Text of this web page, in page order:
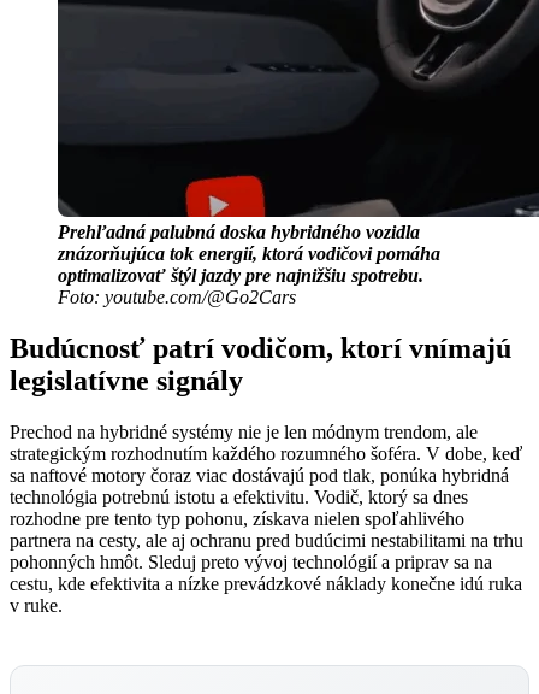
Prehľadná palubná doska hybridného vozidla
znázorňujúca tok energií, ktorá vodičovi pomáha
optimalizovať štýl jazdy pre najnižšiu spotrebu.
Foto: youtube.com/@Go2Cars
Budúcnosť patrí vodičom, ktorí vnímajú
legislatívne signály
Prechod na hybridné systémy nie je len módnym trendom, ale
strategickým rozhodnutím každého rozumného šoféra. V dobe, keď
sa naftové motory čoraz viac dostávajú pod tlak, ponúka hybridná
technológia potrebnú istotu a efektivitu. Vodič, ktorý sa dnes
rozhodne pre tento typ pohonu, získava nielen spoľahlivého
partnera na cesty, ale aj ochranu pred budúcimi nestabilitami na trhu
pohonných hmôt. Sleduj preto vývoj technológií a priprav sa na
cestu, kde efektivita a nízke prevádzkové náklady konečne idú ruka
v ruke.